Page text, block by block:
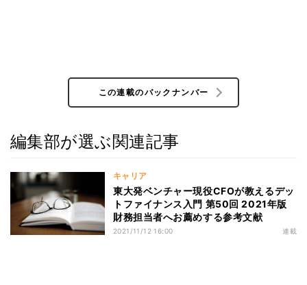
この連載のバックナンバー
編集部が選ぶ関連記事
キャリア
東大発ベンチャー現役CFOが教えるデッ
トファイナンス入門 第50回 2021年版
財務担当者へお薦めする参考文献
2021/11/12 16:00 連載